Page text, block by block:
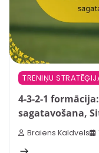
TRENIŅU
4-3-2-1
sagatavošana,
Braiens Kaldvels